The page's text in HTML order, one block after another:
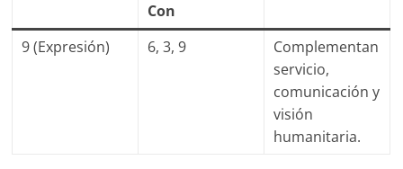
Con
9 (Expresión) 6, 3, 9
Complementan
servicio,
comunicación y
visión
humanitaria.